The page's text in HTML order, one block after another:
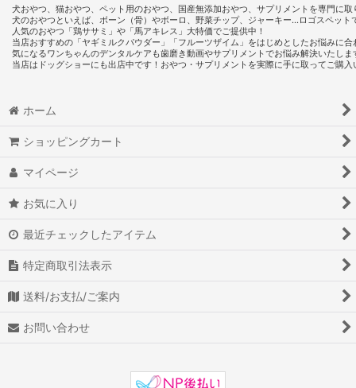
犬おやつ、猫おやつ、ペット用のおやつ、国産無添加おやつ、サプリメントを専門に
犬のおやつといえば、ボーン（骨）やボーロ、野菜チップ、ジャーキー…ロゴスペッ
人気のおやつ「鶏ササミ」や「馬アキレス」大特価でご提供中！
当店おすすめの「ヤギミルクパウダー」「フルーツザイム」をはじめとしたお悩みに
気になるワンちゃんのデンタルケアも歯磨き動画やサプリメントでお悩み解決いたしま
当店はドッグショーにも出店中です！おやつ・サプリメントを実際に手に取ってご購
ホーム
ショッピングカート
マイページ
お気に入り
最近チェックしたアイテム
特定商取引法表示
送料/お支払/ご案内
お問い合わせ